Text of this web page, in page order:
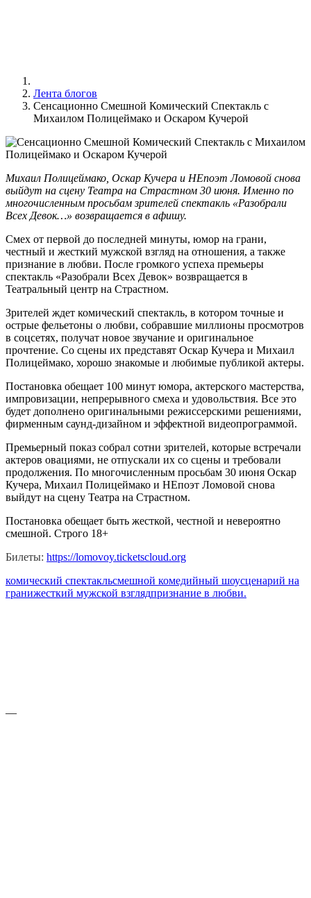
Лента блогов
Сенсационно Смешной Комический Спектакль с
Михаилом Полицеймако и Оскаром Кучерой
Михаил Полицеймако, Оскар Кучера и НЕпоэт Ломовой снова
выйдут на сцену Театра на Страстном 30 июня. Именно по
многочисленным просьбам зрителей спектакль «Разобрали
Всех Девок…» возвращается в афишу.
Смех от первой до последней минуты, юмор на грани,
честный и жесткий мужской взгляд на отношения, а также
признание в любви. После громкого успеха премьеры
спектакль «Разобрали Всех Девок» возвращается в
Театральный центр на Страстном.
Зрителей ждет комический спектакль, в котором точные и
острые фельетоны о любви, собравшие миллионы просмотров
в соцсетях, получат новое звучание и оригинальное
прочтение. Со сцены их представят Оскар Кучера и Михаил
Полицеймако, хорошо знакомые и любимые публикой актеры.
Постановка обещает 100 минут юмора, актерского мастерства,
импровизации, непрерывного смеха и удовольствия. Все это
будет дополнено оригинальными режиссерскими решениями,
фирменным саунд-дизайном и эффектной видеопрограммой.
Премьерный показ собрал сотни зрителей, которые встречали
актеров овациями, не отпускали их со сцены и требовали
продолжения. По многочисленным просьбам 30 июня Оскар
Кучера, Михаил Полицеймако и НЕпоэт Ломовой снова
выйдут на сцену Театра на Страстном.
Постановка обещает быть жесткой, честной и невероятно
смешной. Строго 18+
Билеты: https://lomovoy.ticketscloud.org
комический спектакльсмешной комедийный шоусценарий на
гранижесткий мужской взглядпризнание в любви.
—